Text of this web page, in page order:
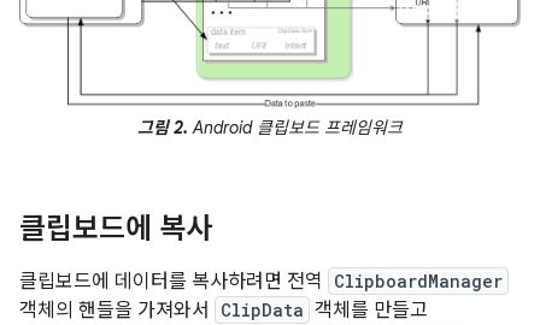
그림 2. Android 클립보드 프레임워크
클립보드에 복사
클립보드에 데이터를 복사하려면 전역 ClipboardManager
객체의 핸들을 가져와서 ClipData 객체를 만들고